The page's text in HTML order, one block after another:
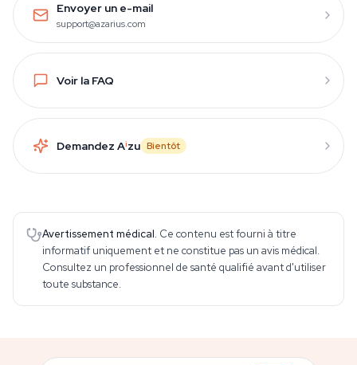
Envoyer un e-mail
support@azarius.com
Voir la FAQ
Demandez Aizu Bientôt
Avertissement médical. Ce contenu est fourni à titre
informatif uniquement et ne constitue pas un avis médical.
Consultez un professionnel de santé qualifié avant d'utiliser
toute substance.